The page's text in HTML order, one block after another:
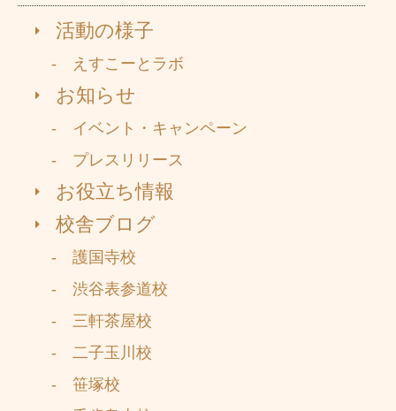
活動の様子
- えすこーとラボ
お知らせ
- イベント・キャンペーン
- プレスリリース
お役立ち情報
校舎ブログ
- 護国寺校
- 渋谷表参道校
- 三軒茶屋校
- 二子玉川校
- 笹塚校